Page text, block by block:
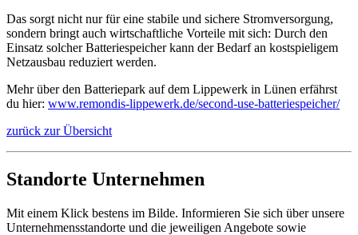
Das sorgt nicht nur für eine stabile und sichere Stromversorgung,
sondern bringt auch wirtschaftliche Vorteile mit sich: Durch den
Einsatz solcher Batteriespeicher kann der Bedarf an kostspieligem
Netzausbau reduziert werden.
Mehr über den Batteriepark auf dem Lippewerk in Lünen erfährst
du hier: www.remondis-lippewerk.de/second-use-batteriespeicher/
zurück zur Übersicht
Standorte Unternehmen
Mit einem Klick bestens im Bilde. Informieren Sie sich über unsere
Unternehmensstandorte und die jeweiligen Angebote sowie